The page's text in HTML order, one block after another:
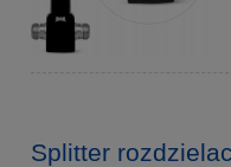
Splitter